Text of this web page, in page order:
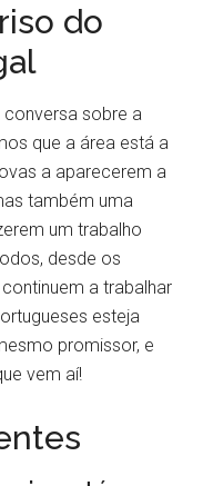
do
sobre a
que a área está a
a aparecerem a
também uma
um trabalho
desde os
a trabalhar
esteja
promissor, e
vem aí!